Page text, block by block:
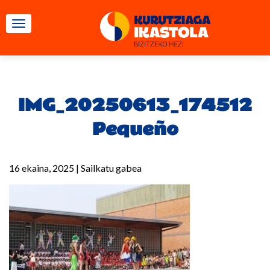
TOGGLE NAVIGATION
IMG_20250613_174512
Pequeño
16 ekaina, 2025 | Sailkatu gabea